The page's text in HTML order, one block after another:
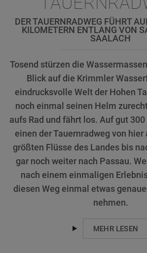
DER TAUERNRADWEG FÜHRT
KILOMETERN ENTLANG VON
SAALACH
Tosend stürzen die
Blick auf die Krimmler
eindrucksvolle Welt der Hohen
noch einmal seinen Helm
aufs Rad und fährt los. Auf gut
einen der Tauernradweg von hier
größten Flüsse des Landes bis
gar noch weiter nach Passau.
nach einem einmaligen
diesen Weg einmal etwas
nehmen.
MEHR LESEN